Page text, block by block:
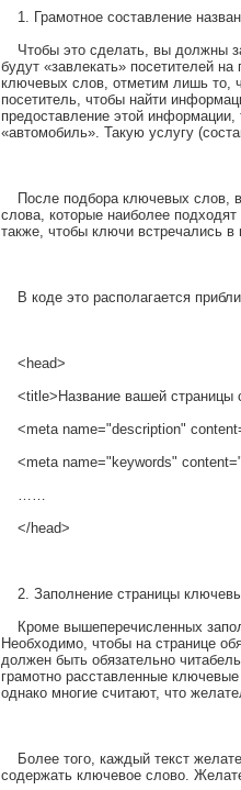
1. Грамотное составление
Чтобы это сделать, вы должны
будут «завлекать» посетителей
ключевых слов, отметим лишь то,
посетитель, чтобы найти
предоставление этой
«автомобиль». Такую услугу
После подбора ключевых слов,
слова, которые наиболее
также, чтобы ключи встречались в
В коде это располагается
<head>
<title>Название вашей
<meta name="description"
<meta name="keywords"
……
</head>
2. Заполнение страницы
Кроме вышеперечисленных
Необходимо, чтобы на странице
должен быть обязательно
грамотно расставленные
однако многие считают, что
Более того, каждый текст
содержать ключевое слово.